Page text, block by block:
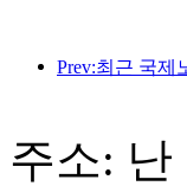
주소: 난